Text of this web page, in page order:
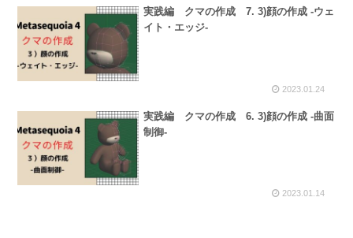
実践編 クマの作成 7. 3)顔の作成 -ウェ
イト・エッジ-
2023.01.24
実践編 クマの作成 6. 3)顔の作成 -曲面
制御-
2023.01.14